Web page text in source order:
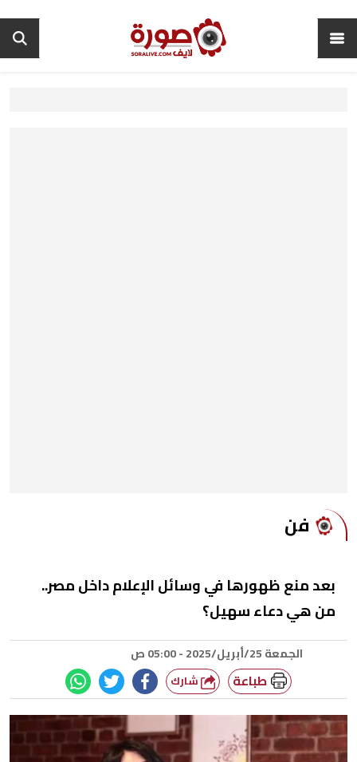
فن
بعد منع ظهورها في وسائل الإعلام داخل مصر..
من هي دعاء سهيل؟
الجمعة 25/أبريل/2025 - 05:00 ص
طباعة